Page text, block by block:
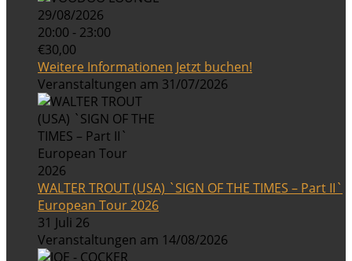
29/08/2026
20:00 - 23:00
€30,00
Weitere Informationen Jetzt buchen!
Veranstaltungen am 31/07/2026
WALTER TROUT (USA) `SIGN OF THE TIMES – Part II`
European Tour 2026
31 Juli 26
Veranstaltungen am 14/08/2026